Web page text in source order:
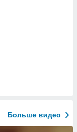
Больше видео